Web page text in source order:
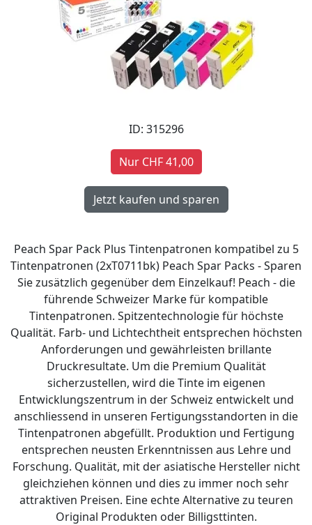
ID: 315296
Nur CHF 41,00
Peach Spar Pack Plus Tintenpatronen kompatibel zu 5
Tintenpatronen (2xT0711bk) Peach Spar Packs - Sparen
Sie zusätzlich gegenüber dem Einzelkauf! Peach - die
führende Schweizer Marke für kompatible
Tintenpatronen. Spitzentechnologie für höchste
Qualität. Farb- und Lichtechtheit entsprechen höchsten
Anforderungen und gewährleisten brillante
Druckresultate. Um die Premium Qualität
sicherzustellen, wird die Tinte im eigenen
Entwicklungszentrum in der Schweiz entwickelt und
anschliessend in unseren Fertigungsstandorten in die
Tintenpatronen abgefüllt. Produktion und Fertigung
entsprechen neusten Erkenntnissen aus Lehre und
Forschung. Qualität, mit der asiatische Hersteller nicht
gleichziehen können und dies zu immer noch sehr
attraktiven Preisen. Eine echte Alternative zu teuren
Original Produkten oder Billigsttinten.